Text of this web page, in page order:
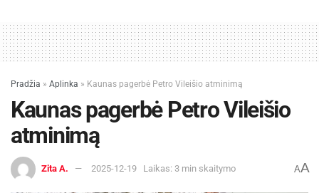
Pradžia » Aplinka » Kaunas pagerbė Petro Vileišio atminimą
Kaunas pagerbė Petro Vileišio
atminimą
Zita A. 2025-12-19 Laikas: 3 min skaitymo AA